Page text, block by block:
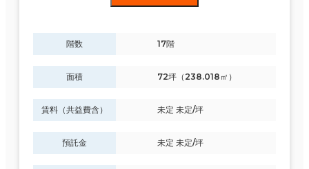
階数 17階
面積 72坪（238.018㎡）
賃料（共益費含） 未定 未定/坪
預託金 未定 未定/坪